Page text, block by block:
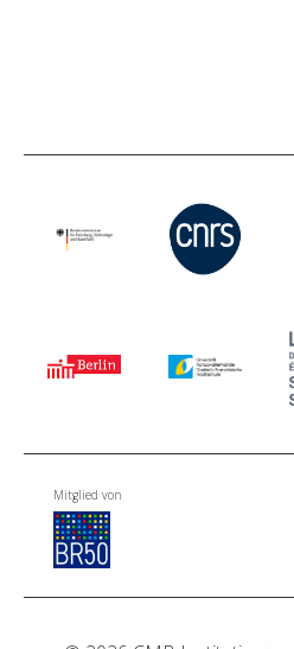
Mitglied von